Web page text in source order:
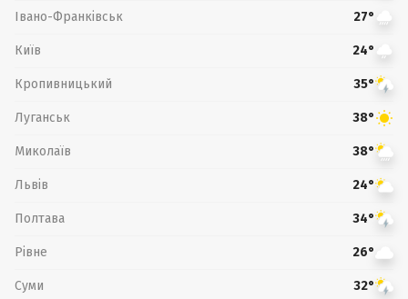
Івано-Франківськ 27°
Київ 24°
Кропивницький 35°
Луганськ 38°
Миколаїв 38°
Львів 24°
Полтава 34°
Рівне 26°
Суми 32°